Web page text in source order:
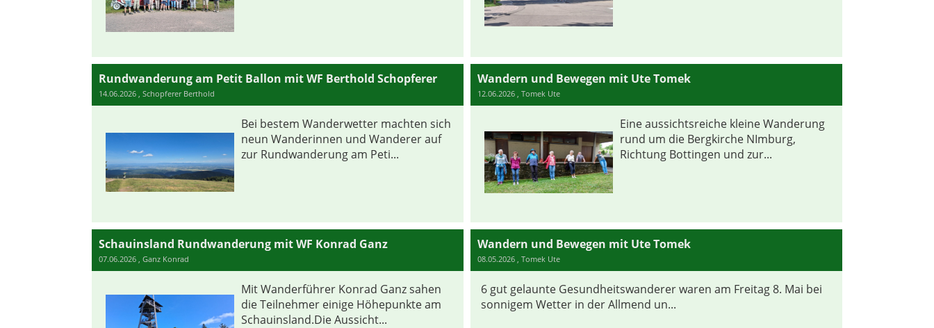
Rundwanderung am Petit Ballon mit WF Berthold Schopferer
14.06.2026 , Schopferer Berthold
Bei bestem Wanderwetter machten sich
neun Wanderinnen und Wanderer auf
zur Rundwanderung am Peti...
Wandern und Bewegen mit Ute Tomek
12.06.2026, Tomek Ute
Eine aussichtsreiche kleine Wanderung
rund um die Bergkirche NImburg,
Richtung Bottingen und zur...
Schauinsland Rundwanderung mit WF Konrad Ganz
07.06.2026 , Ganz Konrad
Mit Wanderführer Konrad Ganz sahen
die Teilnehmer einige Höhepunkte am
Schauinsland.Die Aussicht...
Wandern und Bewegen mit Ute Tomek
08.05.2026, Tomek Ute
6 gut gelaunte Gesundheitswanderer waren am Freitag 8. Mai bei
sonnigem Wetter in der Allmend un...